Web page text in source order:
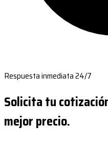
Respuesta inmediata 24/7
Solicita tu
mejor precio.